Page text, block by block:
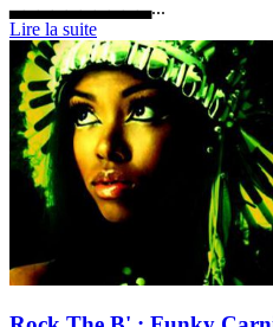
▃▃▃▃▃▃▃▃▃▃...
Lire la suite